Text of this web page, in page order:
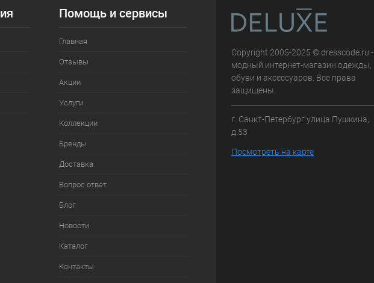
Помощь и сервисы
Главная
Отзывы
Акции
Услуги
Коллекции
Бренды
Доставка
Вопрос ответ
Блог
Новости
Каталог
Контакты
Copyright 2005-2025 © dresscode.ru -
модный интернет-магазин одежды,
обуви и аксессуаров. Все права
защищены.
г. Санкт-Петербург улица Пушкина,
д.53
Посмотреть на карте